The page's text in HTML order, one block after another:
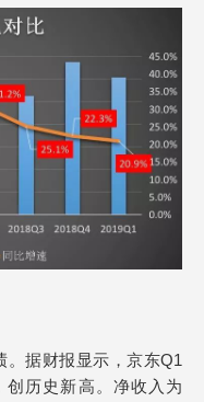
。据财报显示，京东Q1
创历史新高。净收入为